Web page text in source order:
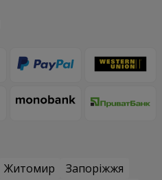
Житомир
Запоріжжя